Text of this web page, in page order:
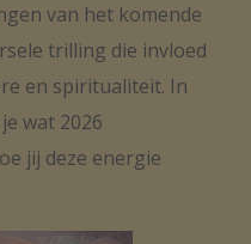
van het komende
trilling die invloed
en spiritualiteit. In
wat 2026
jij deze energie